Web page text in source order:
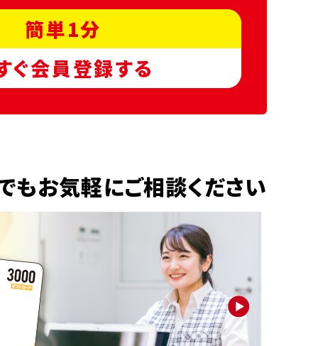
簡単1分
ぐ会員登録する
もお気軽にご相談ください